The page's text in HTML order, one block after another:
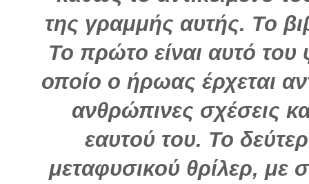
της γραμμής αυτής. Το
Το πρώτο είναι αυτό του
οποίο ο ήρωας έρχεται
ανθρώπινες σχέσεις
εαυτού του. Το
μεταφυσικού θρίλερ, με